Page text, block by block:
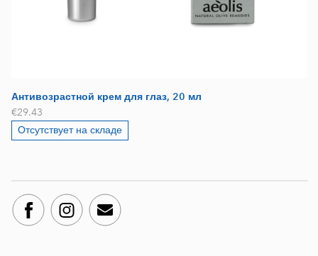
Антивозрастной крем для глаз, 20 мл
€29.43
Отсутствует на складе